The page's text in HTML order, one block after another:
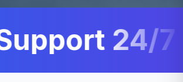
24/7